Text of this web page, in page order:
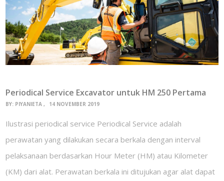
Periodical Service Excavator untuk HM 250 Pertama
BY: PIYANIETA 14 NOVEMBER 2019
Ilustrasi periodical service Periodical Service adalah
perawatan yang dilakukan secara berkala dengan interval
pelaksanaan berdasarkan Hour Meter (HM) atau Kilometer
(KM) dari alat. Perawatan berkala ini ditujukan agar alat dapat